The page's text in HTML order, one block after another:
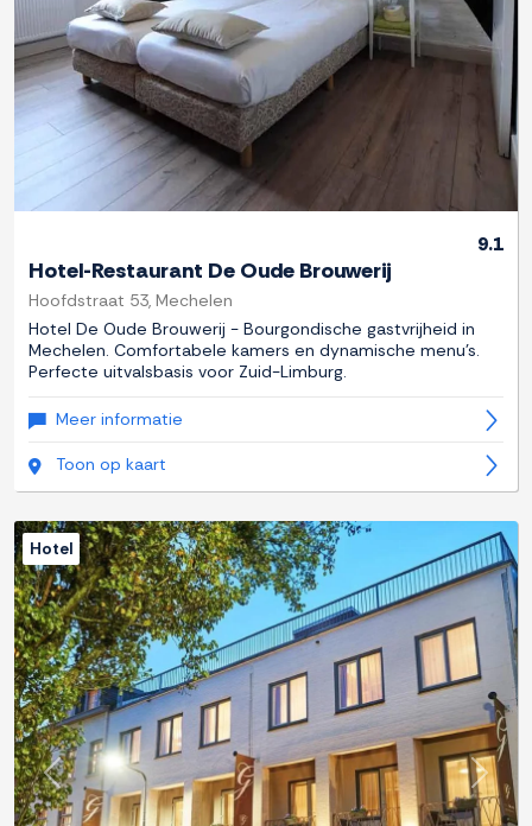
9.1
Hotel-Restaurant De Oude Brouwerij
Hoofdstraat 53, Mechelen
Hotel De Oude Brouwerij - Bourgondische gastvrijheid in
Mechelen. Comfortabele kamers en dynamische menu's.
Perfecte uitvalsbasis voor Zuid-Limburg.
Meer informatie
Toon op kaart
Previous Next
Hotel